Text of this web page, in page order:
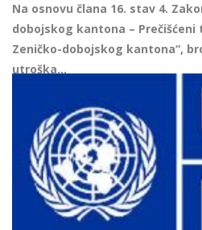
Na osnovu člana 16. stav 4.
dobojskog kantona – Prečišćeni
Zeničko-dobojskog kantona“,
utroška...